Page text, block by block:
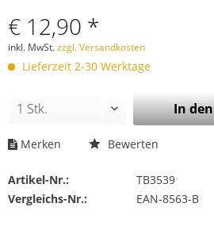
€ 12,90 *
inkl. MwSt.zzgl. Versandkosten
Lieferzeit 2-30 Werktage
In den
Merken Bewerten
Artikel-Nr.:
TB3539
Vergleichs-Nr.:
EAN-8563-B